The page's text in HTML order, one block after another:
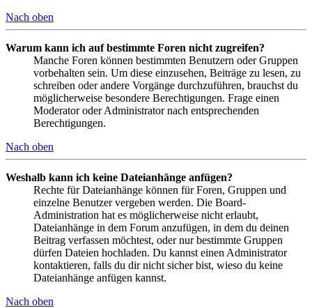
Nach oben
Warum kann ich auf bestimmte Foren nicht zugreifen?
Manche Foren können bestimmten Benutzern oder Gruppen
vorbehalten sein. Um diese einzusehen, Beiträge zu lesen, zu
schreiben oder andere Vorgänge durchzuführen, brauchst du
möglicherweise besondere Berechtigungen. Frage einen
Moderator oder Administrator nach entsprechenden
Berechtigungen.
Nach oben
Weshalb kann ich keine Dateianhänge anfügen?
Rechte für Dateianhänge können für Foren, Gruppen und
einzelne Benutzer vergeben werden. Die Board-
Administration hat es möglicherweise nicht erlaubt,
Dateianhänge in dem Forum anzufügen, in dem du deinen
Beitrag verfassen möchtest, oder nur bestimmte Gruppen
dürfen Dateien hochladen. Du kannst einen Administrator
kontaktieren, falls du dir nicht sicher bist, wieso du keine
Dateianhänge anfügen kannst.
Nach oben